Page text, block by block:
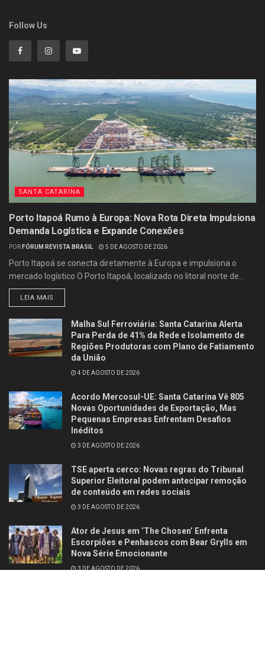
Follow Us
SANTA CATARINA
Porto Itapoá Rumo à Europa: Nova Rota Direta Impulsiona
Demanda Logística e Expande Conexões
POR FÓRUM REVISTA BRASIL 5 DE AGOSTO DE 2026
Porto Itapoá se conecta diretamente à Europa e impulsiona o
mercado logístico O Porto Itapoá, localizado no litoral norte de...
LEIA MAIS
Malha Sul Ferroviária: Santa Catarina Alerta
Para Perda de 41% da Rede e Isolamento de
Regiões Produtoras com Plano de Fatiamento
da União
4 DE AGOSTO DE 2026
Acordo Mercosul-UE: Santa Catarina Vê 805
Novas Oportunidades de Exportação, Mas
Pequenas Empresas Enfrentam Desafios
Inéditos
3 DE AGOSTO DE 2026
TSE aperta cerco: Novas regras do Tribunal
Superior Eleitoral podem antecipar remoção
de conteúdo em redes sociais
3 DE AGOSTO DE 2026
Ator de Jesus em ‘The Chosen’ Enfrenta
Escorpiões e Penhascos com Bear Grylls em
Nova Série Emocionante
3 DE AGOSTO DE 2026